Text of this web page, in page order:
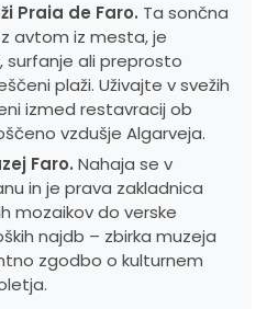
Praia de Faro. Ta sončna
avtom iz mesta, je
surfanje ali preprosto
plaži. Uživajte v svežih
izmed restavracij ob
vzdušje Algarveja.
Faro. Nahaja se v
in je prava zakladnica
mozaikov do verske
najdb – zbirka muzeja
zgodbo o kulturnem